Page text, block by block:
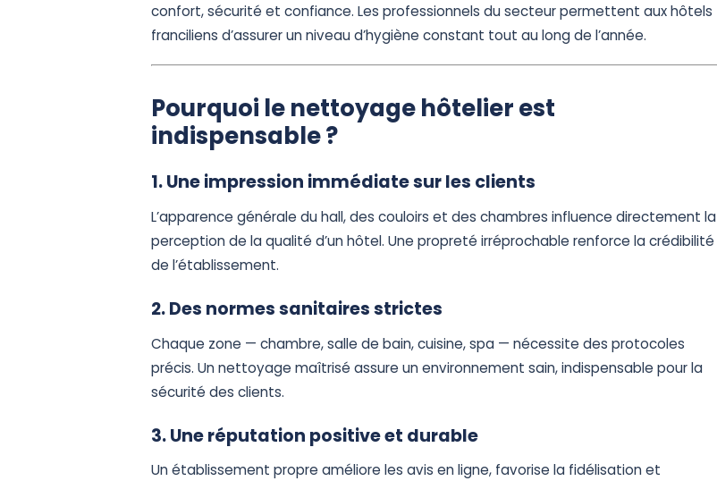
confort, sécurité et confiance. Les professionnels du secteur permettent aux hôtels
franciliens d’assurer un niveau d’hygiène constant tout au long de l’année.
Pourquoi le nettoyage hôtelier est
indispensable ?
1. Une impression immédiate sur les clients
L’apparence générale du hall, des couloirs et des chambres influence directement la
perception de la qualité d’un hôtel. Une propreté irréprochable renforce la crédibilité
de l’établissement.
2. Des normes sanitaires strictes
Chaque zone — chambre, salle de bain, cuisine, spa — nécessite des protocoles
précis. Un nettoyage maîtrisé assure un environnement sain, indispensable pour la
sécurité des clients.
3. Une réputation positive et durable
Un établissement propre améliore les avis en ligne, favorise la fidélisation et